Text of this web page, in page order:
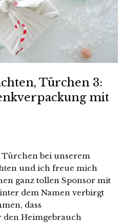
Türchen 3:
mit
bei unserem
und ich freue mich
ganz tollen Sponsor mit
dem Namen verbirgt
dass
Heimgebrauch